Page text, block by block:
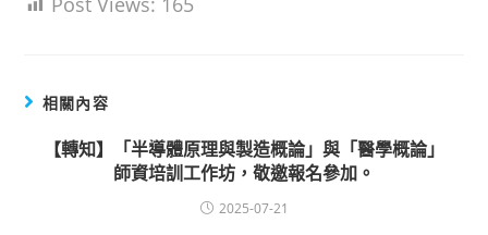
相關內容
【轉知】「半導體原理與製造概論」與「醫學概論」
師資培訓工作坊，敬邀報名參加。
2025-07-21